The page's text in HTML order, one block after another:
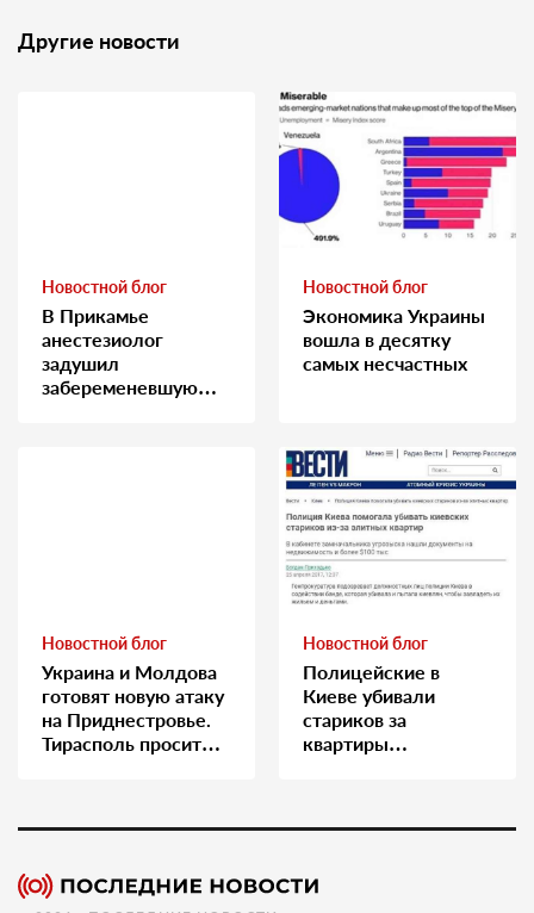
Другие новости
Новостной блог
В Прикамье
анестезиолог
задушил
забеременевшую
Новостной блог
Экономика Украины
вошла в десятку
самых несчастных
Новостной блог
Украина и Молдова
готовят новую атаку
на Приднестровье.
Тирасполь просит
Новостной блог
Полицейские в
Киеве убивали
стариков за
квартиры…